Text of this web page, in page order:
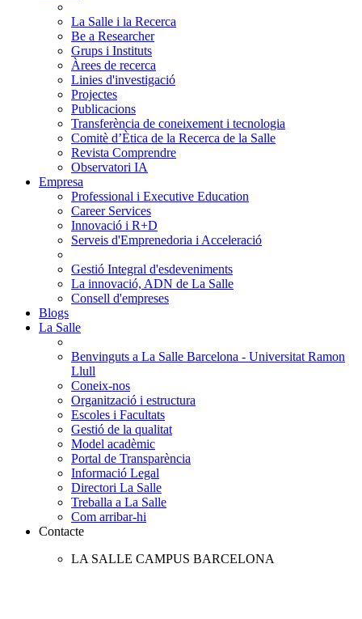
La Salle i la Recerca
Be a Researcher
Grups i Instituts
Àrees de recerca
Linies d'investigació
Projectes
Publicacions
Transferència de coneixement i tecnologia
Comitè d’Ètica de la Recerca de la Salle
Revista Comprendre
Observatori IA
Empresa
Professional i Executive Education
Career Services
Innovació i R+D
Serveis d'Emprenedoria i Acceleració
Gestió Integral d'esdeveniments
La innovació, ADN de La Salle
Consell d'empreses
Blogs
La Salle
Benvinguts a La Salle Barcelona - Universitat Ramon
Llull
Coneix-nos
Organització i estructura
Escoles i Facultats
Gestió de la qualitat
Model acadèmic
Portal de Transparència
Informació Legal
Directori La Salle
Treballa a La Salle
Com arribar-hi
Contacte
LA SALLE CAMPUS BARCELONA